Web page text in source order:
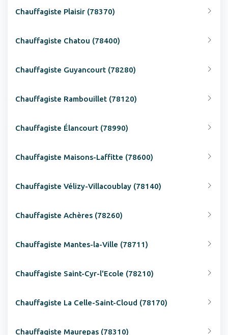
Chauffagiste Plaisir (78370)
Chauffagiste Chatou (78400)
Chauffagiste Guyancourt (78280)
Chauffagiste Rambouillet (78120)
Chauffagiste Élancourt (78990)
Chauffagiste Maisons-Laffitte (78600)
Chauffagiste Vélizy-Villacoublay (78140)
Chauffagiste Achères (78260)
Chauffagiste Mantes-la-Ville (78711)
Chauffagiste Saint-Cyr-l'Ecole (78210)
Chauffagiste La Celle-Saint-Cloud (78170)
Chauffagiste Maurepas (78310)